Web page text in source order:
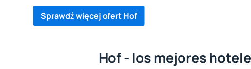
Sprawdź więcej ofert Hof
Hof - los mejores